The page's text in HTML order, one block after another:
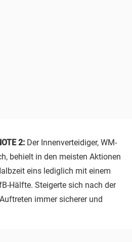
2: Der Innenverteidiger, WM-
behielt in den meisten Aktionen
eins lediglich mit einem
Hälfte. Steigerte sich nach der
immer sicherer und